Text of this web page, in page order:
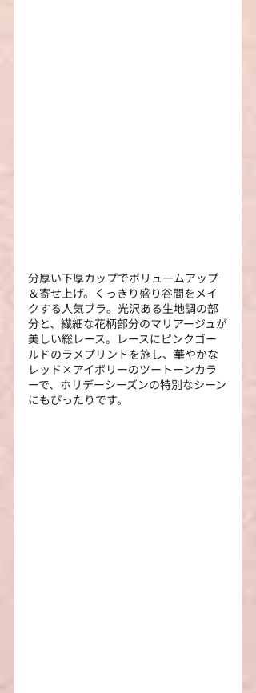
分厚い下厚カップでボリュームアップ
＆寄せ上げ。くっきり盛り谷間をメイ
クする人気ブラ。光沢ある生地調の部
分と、繊細な花柄部分のマリアージュが
美しい総レース。レースにピンクゴー
ルドのラメプリントを施し、華やかな
レッド×アイボリーのツートーンカラ
ーで、ホリデーシーズンの特別なシーン
にもぴったりです。